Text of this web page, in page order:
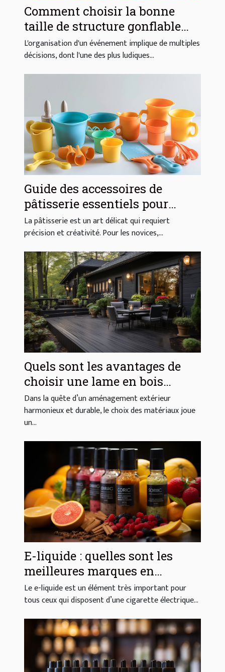
Comment choisir la bonne
taille de structure gonflable
pour votre événement
L'organisation d'un événement implique de multiples
décisions, dont l'une des plus ludiques...
Guide des accessoires de
pâtisserie essentiels pour
débutants
La pâtisserie est un art délicat qui requiert
précision et créativité. Pour les novices,...
Quels sont les avantages de
choisir une lame en bois
composite pour votre extérieur
?
Dans la quête d’un aménagement extérieur
harmonieux et durable, le choix des matériaux joue
un...
E-liquide : quelles sont les
meilleures marques en
France ?
Le e-liquide est un élément très important pour
tous ceux qui disposent d’une cigarette électrique...